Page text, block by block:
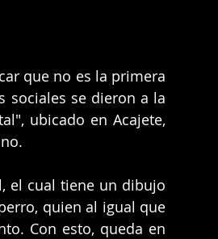
que no es la primera
sociales se dieron a la
ubicado en Acajete,
el cual tiene un dibujo
quien al igual que
Con esto, queda en